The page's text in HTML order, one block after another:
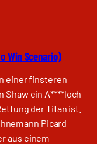
Win Scenario)
einer finsteren
Shaw ein A****loch
der Titan ist.
Picard
aus einem